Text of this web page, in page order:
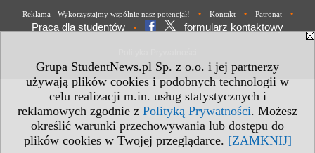
Grupa StudentNews.pl Sp. z o.o. i jej partnerzy
używają plików cookies i podobnych technologii w
celu realizacji m.in. usług statystycznych i
reklamowych zgodnie z Polityką Prywatności. Możesz
określić warunki przechowywania lub dostępu do
plików cookies w Twojej przeglądarce. [ZAMKNIJ]
Reklama - Wykorzystajmy wspólnie nasz potencjał! • Kontakt • Patronat •
Praca dla studentów • formularz kontaktowy